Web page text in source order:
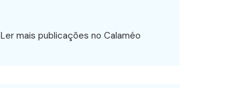
Ler mais publicações no Calaméo